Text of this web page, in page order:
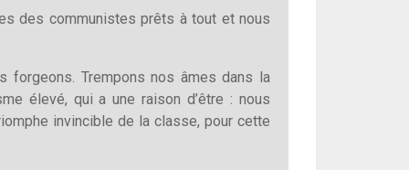
des communistes prêts à tout et nous
forgeons. Trempons nos âmes dans la
élevé, qui a une raison d’être : nous
invincible de la classe, pour cette